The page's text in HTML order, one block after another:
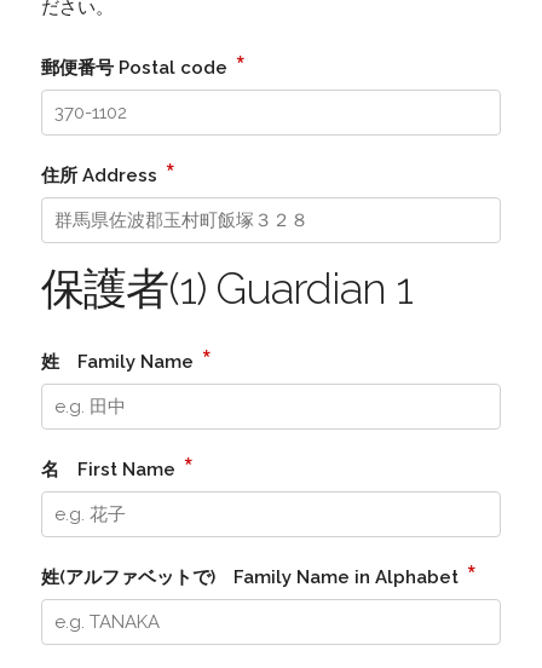
ださい。
郵便番号 Postal code *
住所 Address *
保護者(1) Guardian 1
姓 Family Name *
名 First Name *
姓(アルファベットで) Family Name in Alphabet *